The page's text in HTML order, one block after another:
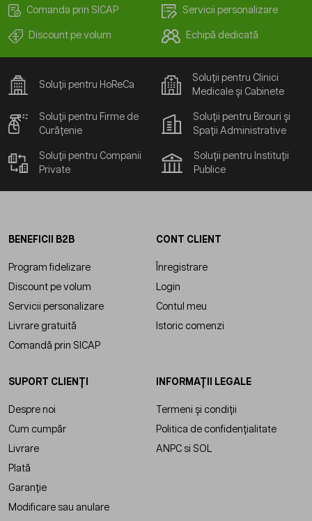
Comanda prin SICAP Servicii personalizare
Discount pe volum Echipă dedicată
Soluții pentru HoReCa
Soluții pentru Clinici
Medicale și Cabinete
Soluții pentru Firme de
Curățenie
Soluții pentru Birouri și
Spații Administrative
Soluții pentru Companii
Private
Soluții pentru Instituții
Publice
BENEFICII B2B
Program fidelizare
Discount pe volum
Servicii personalizare
Livrare gratuită
Comandă prin SICAP
CONT CLIENT
Înregistrare
Login
Contul meu
Istoric comenzi
SUPORT CLIENȚI
Despre noi
Cum cumpăr
Livrare
Plată
Garanție
Modificare sau anulare
INFORMAȚII LEGALE
Termeni și condiții
Politica de confidențialitate
ANPC si SOL